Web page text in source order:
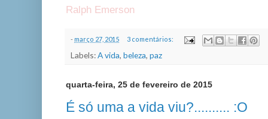
Ralph Emerson
- março 27, 2015 3 comentários:
Labels:A vida, beleza, paz
quarta-feira, 25 de fevereiro de 2015
É só uma a vida viu?.......... :O